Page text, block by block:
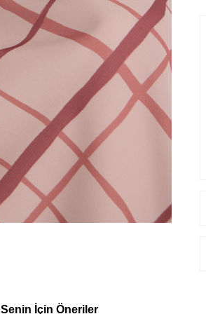
Senin İçin Öneriler